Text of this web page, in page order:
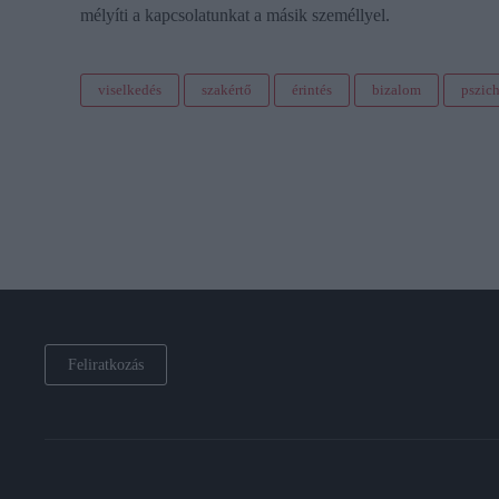
mélyíti a kapcsolatunkat a másik személlyel.
viselkedés szakértő érintés bizalom
Feliratkozás